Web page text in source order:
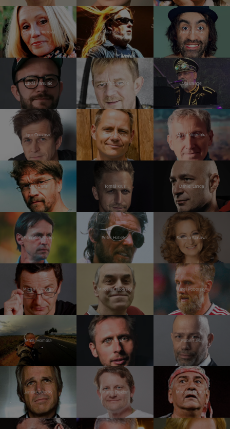
Olga Sommerová Milan Špalek Jakub Kohák
Lukáš Hanulák Petr Čtvrtníček Ota Balage
Igor Orozovič Tomáš Kraus Martin Vopěnka
Dan Bárta Tomáš Klus Daniel Landa
František Straka Peter Habeler Simona Stašová
Michal Viewegh Miroslav Táborský Karel Poborský
Matěj Homola Jan Tuna Robert Jíša
Janek Ledecký Martin Doktor Miroslav Donutil